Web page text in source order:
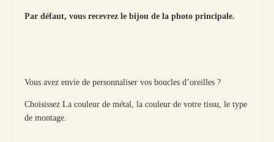
Par défaut, vous recevrez le bijou de la photo principale.
Vous avez envie de personnaliser vos boucles d’oreilles ?
Choisissez La couleur de métal, la couleur de votre tissu, le type
de montage.